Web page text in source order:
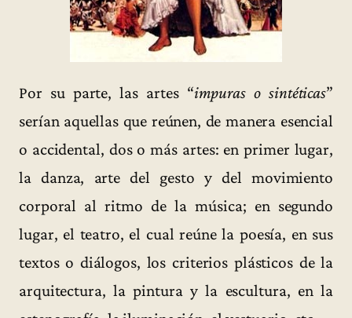
Por su parte, las artes “impuras o sintéticas”
serían aquellas que reúnen, de manera esencial
o accidental, dos o más artes: en primer lugar,
la danza, arte del gesto y del movimiento
corporal al ritmo de la música; en segundo
lugar, el teatro, el cual reúne la poesía, en sus
textos o diálogos, los criterios plásticos de la
arquitectura, la pintura y la escultura, en la